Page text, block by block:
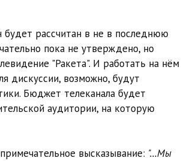
будет рассчитан в не в последнюю
пока не утверждено, но
"Ракета". И работать на нём
дискуссии, возможно, будут
Бюджет телеканала будет
аудитории, на которую
высказывание: "…Мы